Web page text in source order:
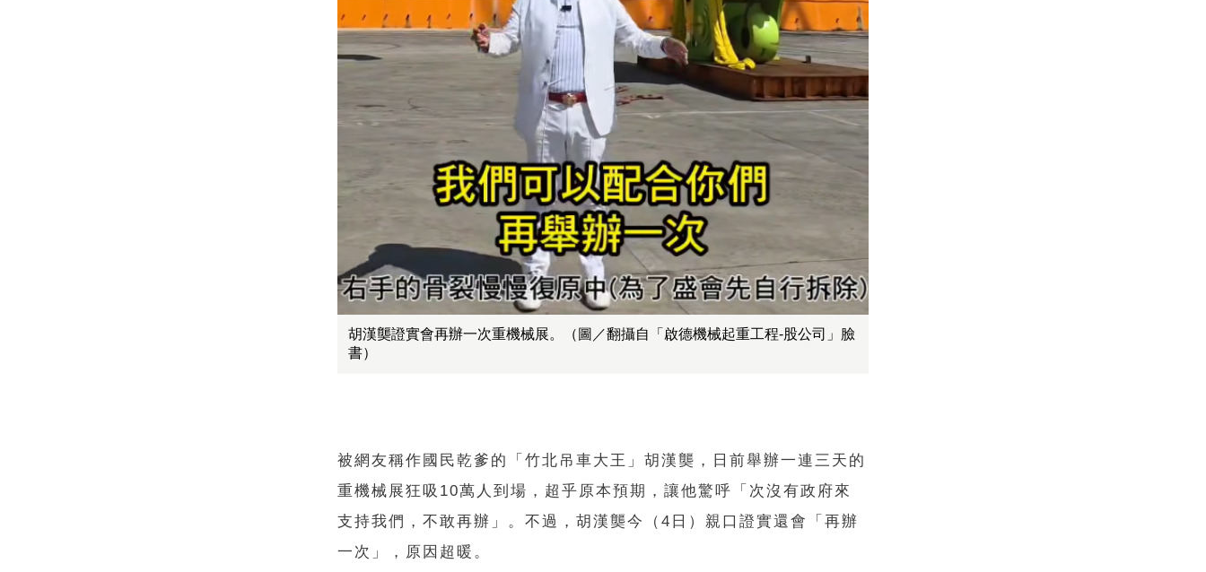
胡漢龑證實會再辦一次重機械展。（圖／翻攝自「啟德機械起重工程-股公司」臉
書）
被網友稱作國民乾爹的「竹北吊車大王」胡漢龑，日前舉辦一連三天的
重機械展狂吸10萬人到場，超乎原本預期，讓他驚呼「次沒有政府來
支持我們，不敢再辦」。不過，胡漢龑今（4日）親口證實還會「再辦
一次」，原因超暖。